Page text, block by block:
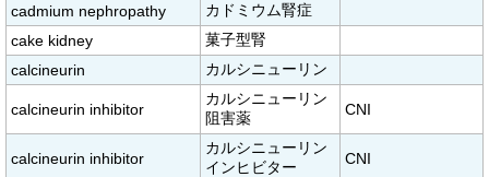
cadmium nephropathy
カドミウム腎症
cake kidney
菓子型腎
calcineurin
カルシニューリン
calcineurin inhibitor
カルシニューリン
阻害薬
CNI
calcineurin inhibitor
カルシニューリン
インヒビター
CNI